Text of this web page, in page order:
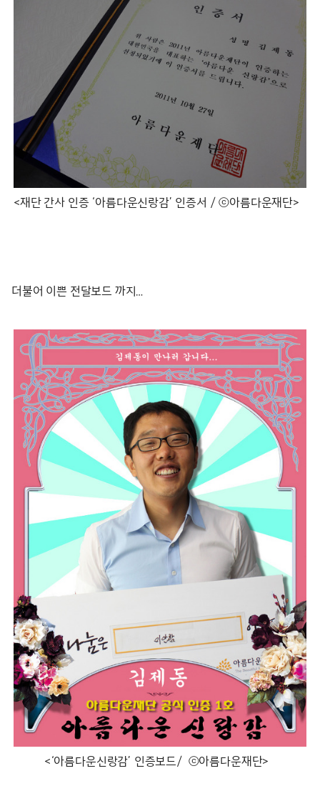
<재단 간사 인증 ‘아름다운신랑감’ 인증서 / ⓒ아름다운재단>
더불어 이쁜 전달보드 까지…
<‘아름다운신랑감’ 인증보드/ ⓒ아름다운재단>